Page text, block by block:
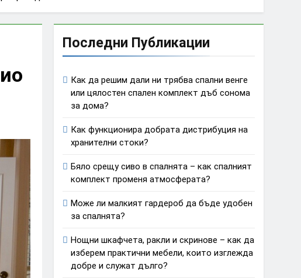
Последни Публикации
Как да решим дали ни трябва спални венге
или цялостен спален комплект дъб сонома
за дома?
Как функционира добрата дистрибуция на
хранителни стоки?
Бяло срещу сиво в спалнята – как спалният
комплект променя атмосферата?
Може ли малкият гардероб да бъде удобен
за спалнята?
Нощни шкафчета, ракли и скринове – как да
изберем практични мебели, които изглежда
добре и служат дълго?